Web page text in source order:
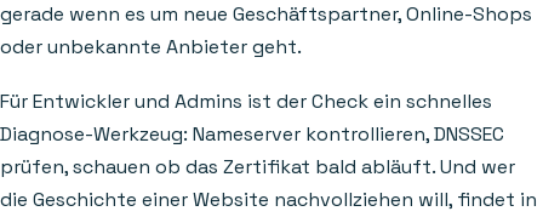
gerade wenn es um neue Geschäftspartner, Online-Shops
oder unbekannte Anbieter geht.
Für Entwickler und Admins ist der Check ein schnelles
Diagnose-Werkzeug: Nameserver kontrollieren, DNSSEC
prüfen, schauen ob das Zertifikat bald abläuft. Und wer
die Geschichte einer Website nachvollziehen will, findet in